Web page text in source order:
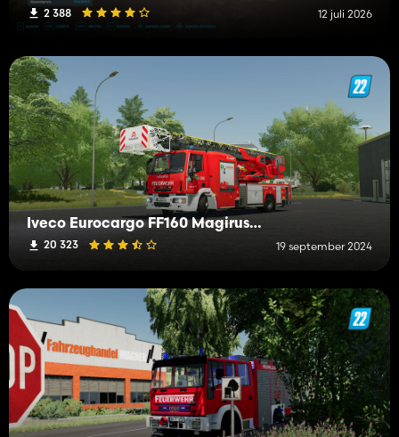
2 388 12 juli 2026
Iveco Eurocargo FF160 Magirus DLK M32L-A
20 323 19 september 2024